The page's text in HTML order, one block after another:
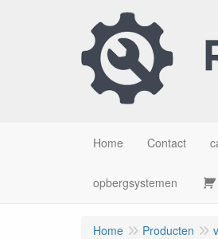
Home Contact
opbergsystemen
Home Producten